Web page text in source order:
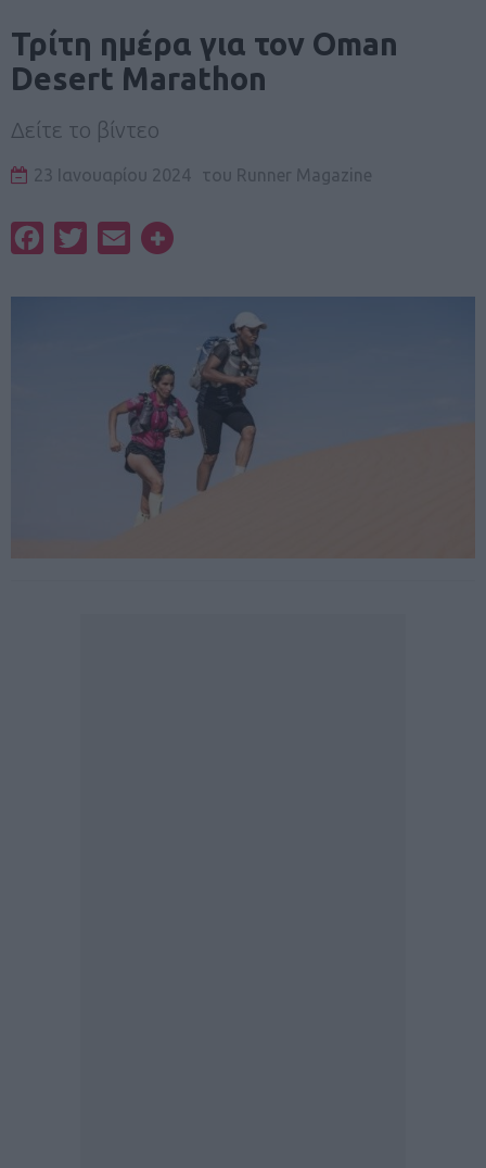
Τρίτη ημέρα για τον Oman
Desert Marathon
Δείτε το βίντεο
23 Ιανουαρίου 2024 του Runner Magazine
FacebookTwitterEmail